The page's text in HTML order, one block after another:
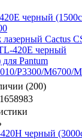
черный
Cactus
420E черный
для Pantum
P3300/M6700/
(200)
1658983
черный